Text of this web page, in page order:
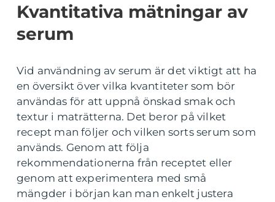
Kvantitativa mätningar av
serum
Vid användning av serum är det viktigt att ha
en översikt över vilka kvantiteter som bör
användas för att uppnå önskad smak och
textur i maträtterna. Det beror på vilket
recept man följer och vilken sorts serum som
används. Genom att följa
rekommendationerna från receptet eller
genom att experimentera med små
mängder i början kan man enkelt justera